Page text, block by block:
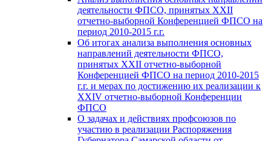
деятельности ФПСО, принятых XXII
отчетно-выборной Конференцией ФПСО на
период 2010-2015 г.г.
Об итогах анализа выполнения основных
направлений деятельности ФПСО,
принятых XXII отчетно-выборной
Конференцией ФПСО на период 2010-2015
г.г. и мерах по достижению их реализации к
XXIV отчетно-выборной Конференции
ФПСО
О задачах и действиях профсоюзов по
участию в реализации Распоряжения